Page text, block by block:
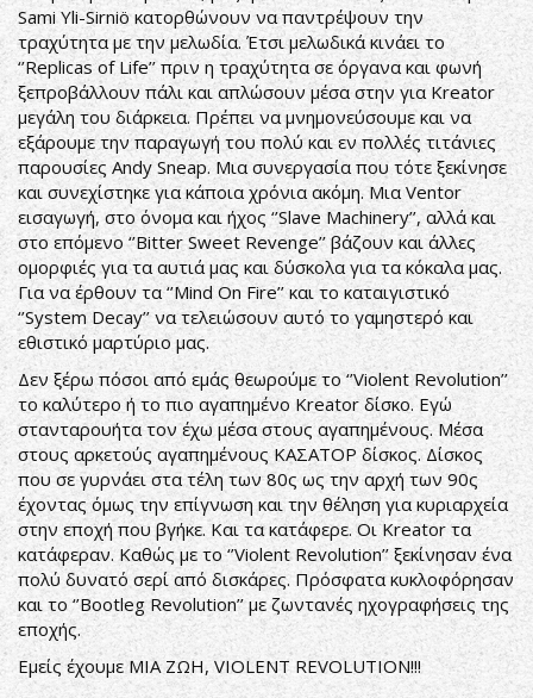
Sami Yli-Sirniö κατορθώνουν να παντρέψουν την
τραχύτητα με την μελωδία. Έτσι μελωδικά κινάει το
‘’Replicas of Life’’ πριν η τραχύτητα σε όργανα και φωνή
ξεπροβάλλουν πάλι και απλώσουν μέσα στην για Kreator
μεγάλη του διάρκεια. Πρέπει να μνημονεύσουμε και να
εξάρουμε την παραγωγή του πολύ και εν πολλές τιτάνιες
παρουσίες Andy Sneap. Μια συνεργασία που τότε ξεκίνησε
και συνεχίστηκε για κάποια χρόνια ακόμη. Μια Ventor
εισαγωγή, στο όνομα και ήχος ‘’Slave Machinery’’, αλλά και
στο επόμενο ‘’Bitter Sweet Revenge’’ βάζουν και άλλες
ομορφιές για τα αυτιά μας και δύσκολα για τα κόκαλα μας.
Για να έρθουν τα ‘’Mind On Fire’’ και το καταιγιστικό
‘’System Decay’’ να τελειώσουν αυτό το γαμηστερό και
εθιστικό μαρτύριο μας.
Δεν ξέρω πόσοι από εμάς θεωρούμε το ‘’Violent Revolution’’
το καλύτερο ή το πιο αγαπημένο Kreator δίσκο. Εγώ
στανταρουήτα τον έχω μέσα στους αγαπημένους. Μέσα
στους αρκετούς αγαπημένους ΚΑΣΑΤΟΡ δίσκος. Δίσκος
που σε γυρνάει στα τέλη των 80ς ως την αρχή των 90ς
έχοντας όμως την επίγνωση και την θέληση για κυριαρχεία
στην εποχή που βγήκε. Και τα κατάφερε. Οι Kreator τα
κατάφεραν. Καθώς με το ‘’Violent Revolution’’ ξεκίνησαν ένα
πολύ δυνατό σερί από δισκάρες. Πρόσφατα κυκλοφόρησαν
και το ‘’Bootleg Revolution’’ με ζωντανές ηχογραφήσεις της
εποχής.
Εμείς έχουμε ΜΙΑ ΖΩΗ, VIOLENT REVOLUTION!!!